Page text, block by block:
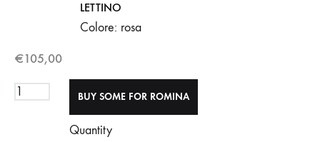
LETTINO
Colore: rosa
€105,00
Quantity